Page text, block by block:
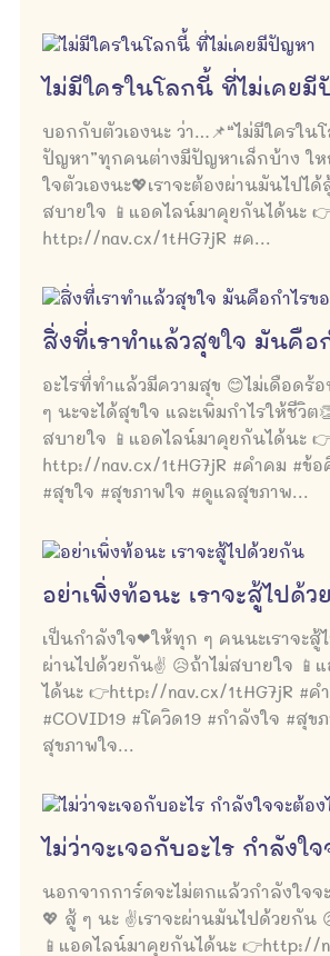
ไม่มีใครในโลกนี้ ที่ไม่เคยมี
บอกกับตัวเองนะ ว่า…📌“ไม่มีใครใน
ปัญหา”ทุกคนต่างมีปัญหาเล็กบ้าง ใ
ใจตัวเองนะ💖เราจะต้องผ่านมันไปไ
สบายใจ 📱แอดไลน์มาคุยกันได้นะ
http://nav.cx/1tHG7jR #ค...
สิ่งที่เราทำแล้วสุขใจ มันคือ
อะไรที่ทำแล้วมีความสุข 😊ไม่เดือดร้
ๆ นะจะได้สุขใจ และเพิ่มกำไรให้ชีวิต
สบายใจ 📱แอดไลน์มาคุยกันได้นะ
http://nav.cx/1tHG7jR #คำคม #ข้อ
#สุขใจ #สุขภาพใจ #ดูแลสุขภาพ...
อย่าเพิ่งท้อนะ เราจะสู้ไปด้ว
เป็นกำลังใจ❤ให้ทุก ๆ คนนะเราจะสู้
ผ่านไปด้วยกัน✌ 😥ถ้าไม่สบายใจ 📱
ได้นะ 👉http://nav.cx/1tHG7jR #ค
#COVID19 #โควิด19 #กำลังใจ #สุข
สุขภาพใจ...
ไม่ว่าจะเจอกับอะไร กำลังใ
นอกจากการ์ดจะไม่ตกแล้วกำลังใจจ
💖 สู้ ๆ นะ ✌เราจะผ่านมันไปด้วยกัน
📱แอดไลน์มาคุยกันได้นะ 👉http://